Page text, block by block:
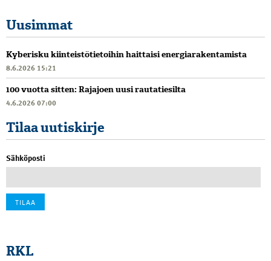
Uusimmat
Kyberisku kiinteistötietoihin haittaisi energiarakentamista
8.6.2026 15:21
100 vuotta sitten: Rajajoen uusi rautatiesilta
4.6.2026 07:00
Tilaa uutiskirje
Sähköposti
RKL